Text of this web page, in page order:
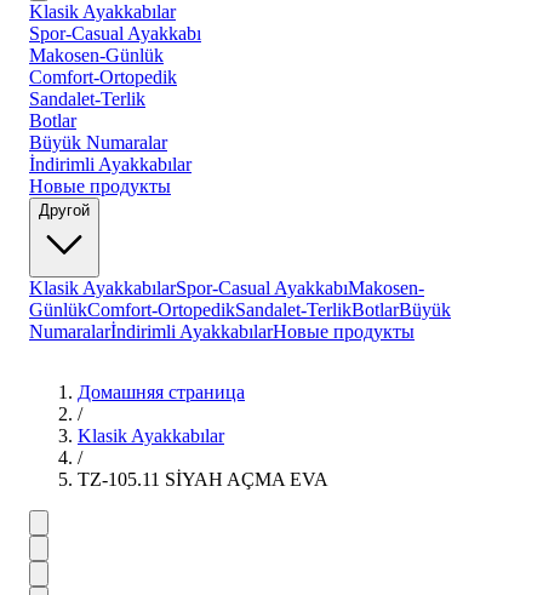
Klasik Ayakkabılar
Spor-Casual Ayakkabı
Makosen-Günlük
Comfort-Ortopedik
Sandalet-Terlik
Botlar
Büyük Numaralar
İndirimli Ayakkabılar
Новые продукты
Другой
Klasik AyakkabılarSpor-Casual AyakkabıMakosen-
GünlükComfort-OrtopedikSandalet-TerlikBotlarBüyük
Numaralarİndirimli AyakkabılarНовые продукты
Домашняя страница
/
Klasik Ayakkabılar
/
TZ-105.11 SİYAH AÇMA EVA